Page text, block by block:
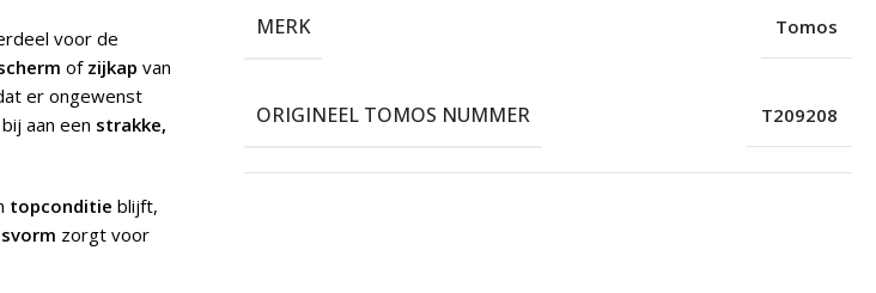
voor de
of zijkap van
er ongewenst
aan een strakke,
topconditie blijft,
zorgt voor
MERK Tomos
ORIGINEEL TOMOS NUMMER T209208